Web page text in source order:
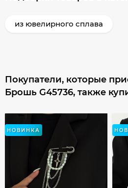
из ювелирного сплава
Покупатели, которые
Брошь G45736, также
НОВИНКА